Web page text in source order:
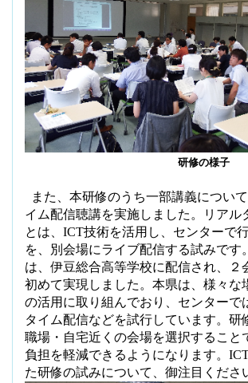
研修の様子
また、本研修のうち一部講義につい
イム配信聴講を実施しました。リアル
とは、 ICT技術を活用し、センターで
を、別会場にライブ配信する試みです
は、伊豆総合高等学校に配信され、２
初めて実現しました。本県は、様々な
の活用に取り組んでおり、センターで
タイム配信などを試行しています。研
職場・自宅近くの会場を選択すること
負担を軽減できるようになります。
た研修の試みについて、御注目くださ